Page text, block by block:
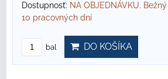
Dostupnosť: NA OBJEDNÁVKU.
10 pracovných dní
bal DO KOŠÍKA